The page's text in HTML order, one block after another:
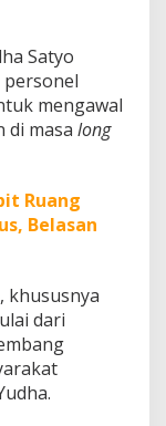
Satyo
personel
mengawal
di masa long
Ruang
Belasan
khususnya
dari